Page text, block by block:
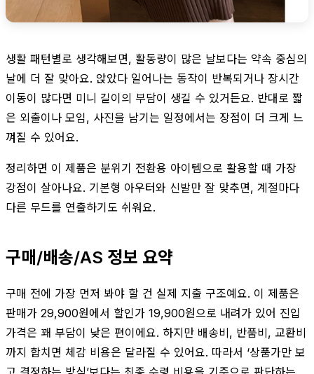
생활 패턴별로 생각해보면, 활동량이 많은 날보다는 약속 중심의
날에 더 잘 맞아요. 앉았다 일어나는 동작이 반복되거나 장시간
이동이 많다면 미니 길이의 부담이 생길 수 있거든요. 반대로 짧
은 외출이나 모임, 사진을 남기는 일정에서는 장점이 더 크게 느
껴질 수 있어요.
정리하면 이 제품은 분위기 전환용 아이템으로 활용할 때 가장
강점이 살아나요. 기본형 아우터와 신발만 잘 맞추면, 계절마다
다른 무드를 연출하기도 쉬워요.
구매/배송/AS 정보 요약
구매 전에 가장 먼저 봐야 할 건 실제 지출 구조예요. 이 제품은
판매가 29,900원에서 할인가 19,900원으로 내려가 있어 진입
가격은 꽤 부담이 낮은 편이에요. 하지만 배송비, 반품비, 교환비
까지 합치면 체감 비용은 달라질 수 있어요. 따라서 ‘상품가만 보